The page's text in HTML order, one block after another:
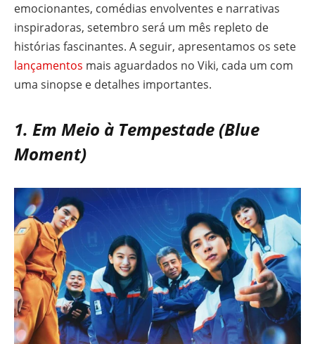
emocionantes, comédias envolventes e narrativas
inspiradoras, setembro será um mês repleto de
histórias fascinantes. A seguir, apresentamos os sete
lançamentos mais aguardados no Viki, cada um com
uma sinopse e detalhes importantes.
1. Em Meio à Tempestade (Blue
Moment)